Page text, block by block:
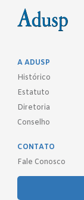
A ADUSP
Histórico
Estatuto
Diretoria
Conselho
CONTATO
Fale Conosco